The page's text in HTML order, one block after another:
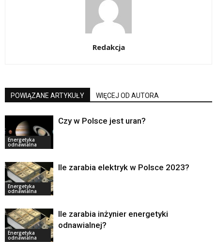
Redakcja
POWIĄZANE ARTYKUŁY WIĘCEJ OD AUTORA
Energetyka
odnawialna
Czy w Polsce jest uran?
Energetyka
odnawialna
Ile zarabia elektryk w Polsce 2023?
Energetyka
odnawialna
Ile zarabia inżynier energetyki
odnawialnej?